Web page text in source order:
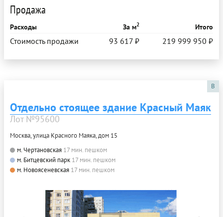
Продажа
Расходы За м2 Итого
Стоимость продажи 93 617 ₽ 219 999 950 ₽
B
Отдельно стоящее здание Красный Маяк
Лот №95600
Москва, улица Красного Маяка, дом 15
м. Чертановская 17 мин. пешком
м. Битцевский парк 17 мин. пешком
м. Новоясеневская 17 мин. пешком